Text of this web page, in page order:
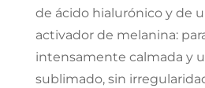
de ácido hialurónico y de
activador de melanina:
intensamente calmada y
sublimado, sin